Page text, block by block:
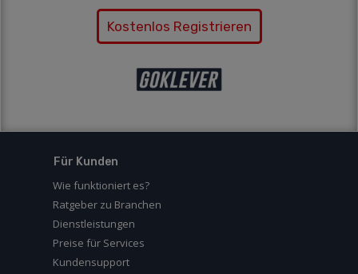
Kostenlos Registrieren
Für Kunden
Wie funktioniert es?
Ratgeber zu Branchen
Dienstleistungen
Preise für Services
Kundensupport